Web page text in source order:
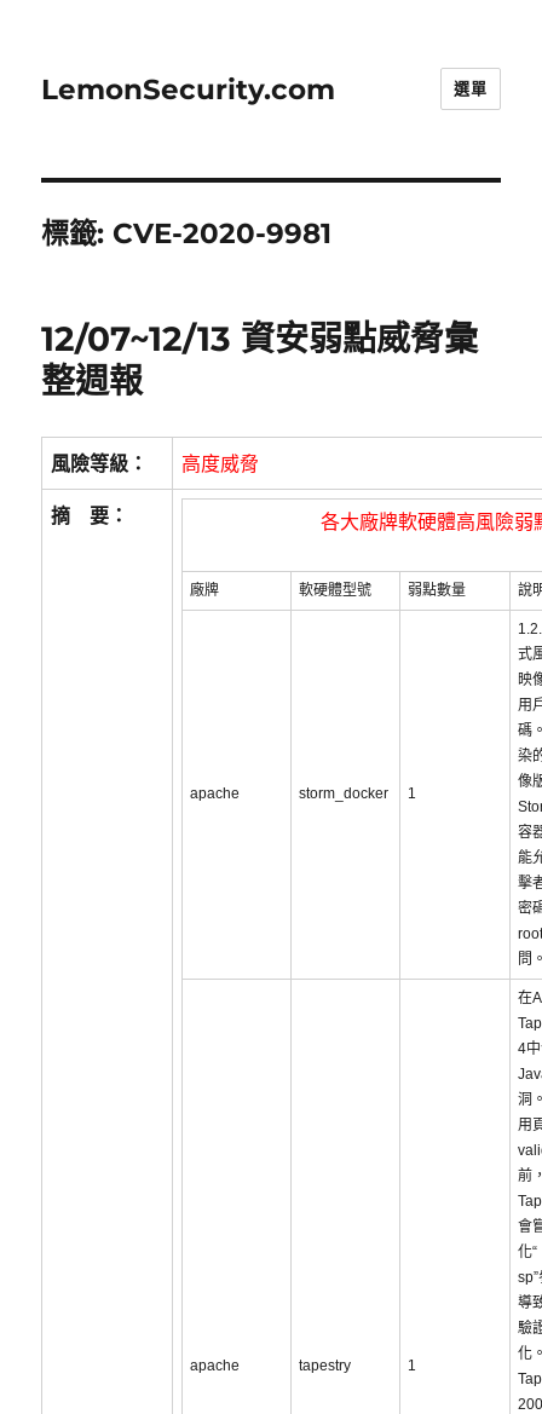
LemonSecurity.com 選單
標籤: CVE-2020-9981
12/07~12/13 資安弱點威脅彙
整週報
風險等級： 高度威脅
摘 要： 各大廠牌軟硬體高風險弱
廠牌 軟硬體型號 弱點數量 說
apache storm_docker 1
式
映
用
碼
染
像
容
能
擊
密
問
apache tapestry 1
在
4
洞
用
前
會
化“
導
驗
化